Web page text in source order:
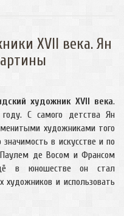
XVII века. Ян
художник XVII века.
С самого детства Ян
художниками того
в искусстве и по
де Восом и Франсом
в юношестве он стал
художников и использовать